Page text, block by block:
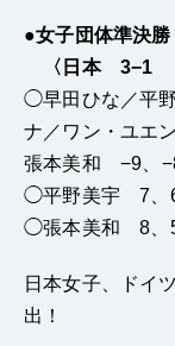
●女子団体準決勝
〈日本 3−1
◯早田ひな／平
ナ／ワン・ユエン
張本美和 −9、
◯平野美宇 7、
◯張本美和 8、
日本女子、ドイ
出！